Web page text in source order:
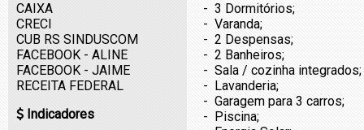
CAIXA
CRECI
CUB RS SINDUSCOM
FACEBOOK - ALINE
FACEBOOK - JAIME
RECEITA FEDERAL
Indicadores
- 3 Dormitórios;
- Varanda;
- 2 Despensas;
- 2 Banheiros;
- Sala / cozinha integrados;
- Lavanderia;
- Garagem para 3 carros;
- Piscina;